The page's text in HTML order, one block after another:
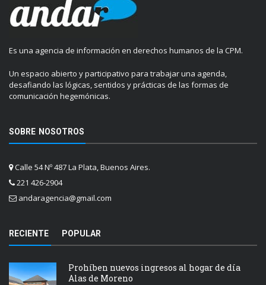
Es una agencia de información en derechos humanos de la CPM.
Un espacio abierto y participativo para trabajar una agenda,
desafiando las lógicas, sentidos y prácticas de las formas de
comunicación hegemónicas.
SOBRE NOSOTROS
Calle 54 Nº 487 La Plata, Buenos Aires.
221 426-2904
andaragencia@gmail.com
RECIENTE POPULAR
Prohíben nuevos ingresos al hogar de día
Alas de Moreno